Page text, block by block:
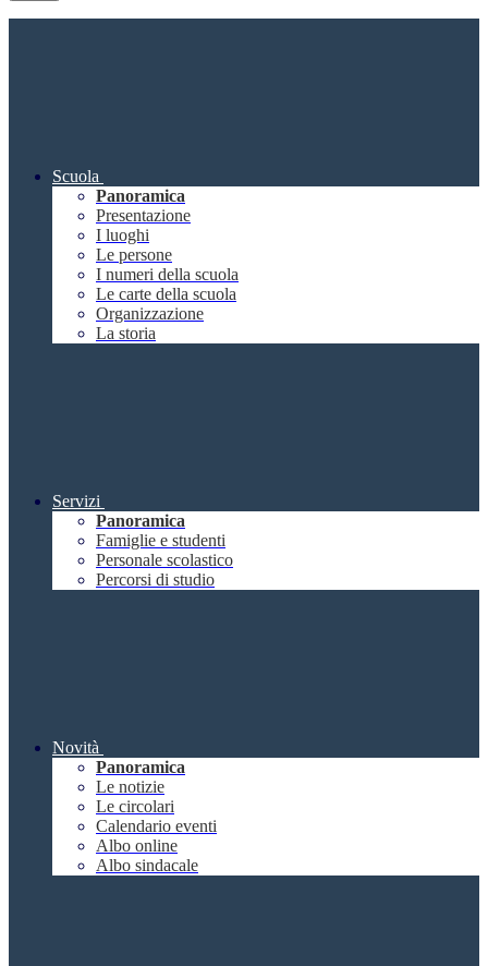
Scuola
Panoramica
Presentazione
I luoghi
Le persone
I numeri della scuola
Le carte della scuola
Organizzazione
La storia
Servizi
Panoramica
Famiglie e studenti
Personale scolastico
Percorsi di studio
Novità
Panoramica
Le notizie
Le circolari
Calendario eventi
Albo online
Albo sindacale